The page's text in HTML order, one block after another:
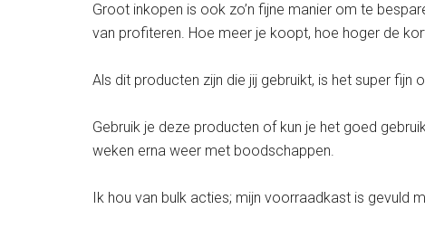
Groot inkopen is ook zo’n fijne manier om te
van profiteren. Hoe meer je koopt, hoe hoger de
Als dit producten zijn die jij gebruikt, is het super
Gebruik je deze producten of kun je het goed
weken erna weer met boodschappen.
Ik hou van bulk acties; mijn voorraadkast is gevuld